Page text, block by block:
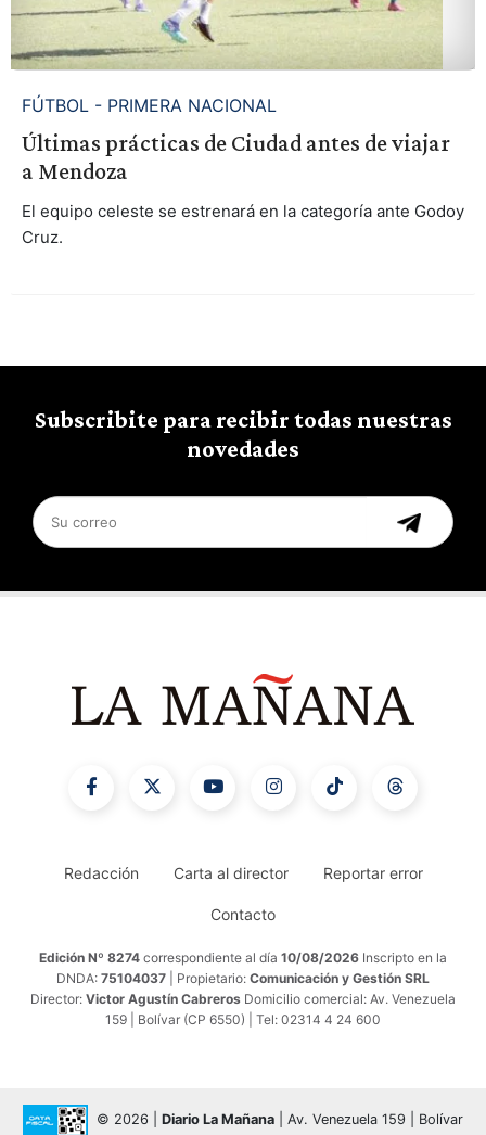
FÚTBOL - PRIMERA NACIONAL
Últimas prácticas de Ciudad antes de viajar
a Mendoza
El equipo celeste se estrenará en la categoría ante Godoy
Cruz.
Subscribite para recibir todas nuestras
novedades
Redacción Carta al director Reportar error
Contacto
Edición Nº 8274 correspondiente al día 10/08/2026 Inscripto en la
DNDA: 75104037 | Propietario: Comunicación y Gestión SRL
Director: Victor Agustín Cabreros Domicilio comercial: Av. Venezuela
159 | Bolívar (CP 6550) | Tel: 02314 4 24 600
© 2026 | Diario La Mañana | Av. Venezuela 159 | Bolívar